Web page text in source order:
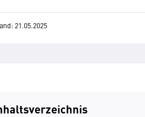
21.05.2025